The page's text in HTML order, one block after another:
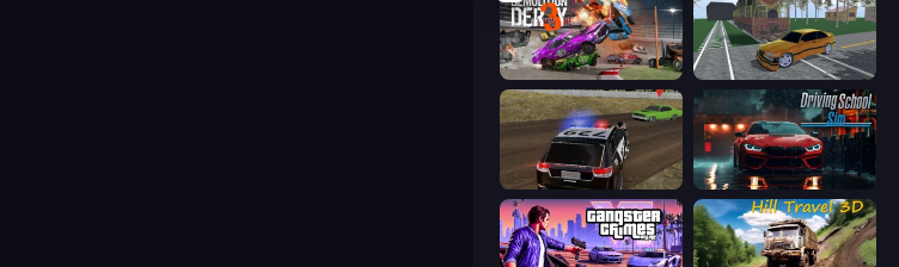
Demolition Derby 3 Obby: Car Crash Sandbox
POLICE Chase Simulator Driving School Simulator